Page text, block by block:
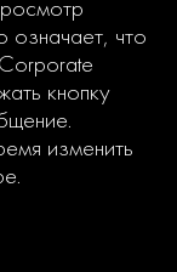
означает, что
кнопку
изменить